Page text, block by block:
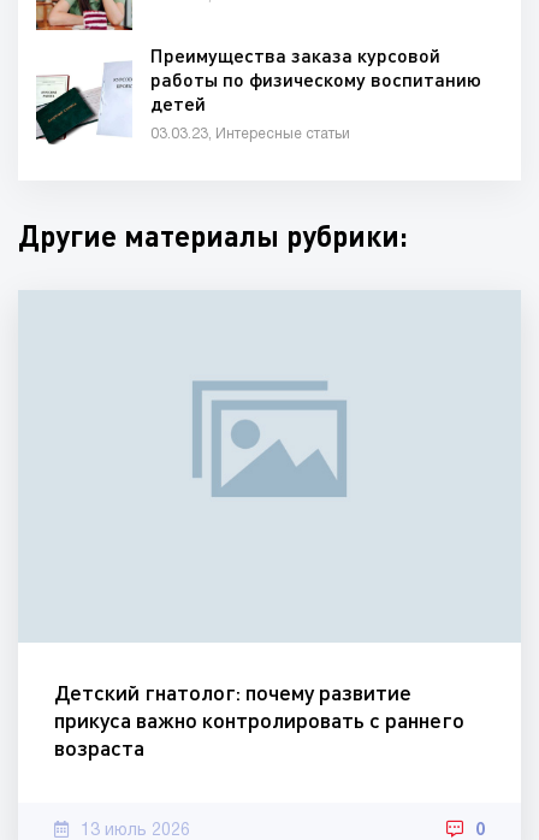
Преимущества заказа курсовой
работы по физическому воспитанию
детей
03.03.23, Интересные статьи
Другие материалы рубрики:
Детский гнатолог: почему развитие
прикуса важно контролировать с раннего
возраста
13 июль 2026 0